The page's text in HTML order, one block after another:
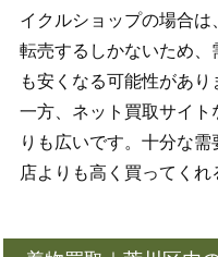
イクルショップの場合
転売するしかないため
も安くなる可能性があり
一方、ネット買取サイト
りも広いです。十分な
店よりも高く買ってくれ